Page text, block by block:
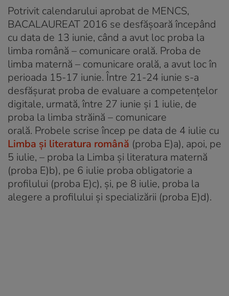
Potrivit calendarului aprobat de MENCS,
BACALAUREAT 2016 se desfășoară începând
cu data de 13 iunie, când a avut loc proba la
limba română – comunicare orală. Proba de
limba maternă – comunicare orală, a avut loc în
perioada 15-17 iunie. Între 21-24 iunie s-a
desfășurat proba de evaluare a competenţelor
digitale, urmată, între 27 iunie şi 1 iulie, de
proba la limba străină – comunicare
orală. Probele scrise încep pe data de 4 iulie cu
Limba şi literatura română (proba E)a), apoi, pe
5 iulie, – proba la Limba şi literatura maternă
(proba E)b), pe 6 iulie proba obligatorie a
profilului (proba E)c), și, pe 8 iulie, proba la
alegere a profilului şi specializării (proba E)d).